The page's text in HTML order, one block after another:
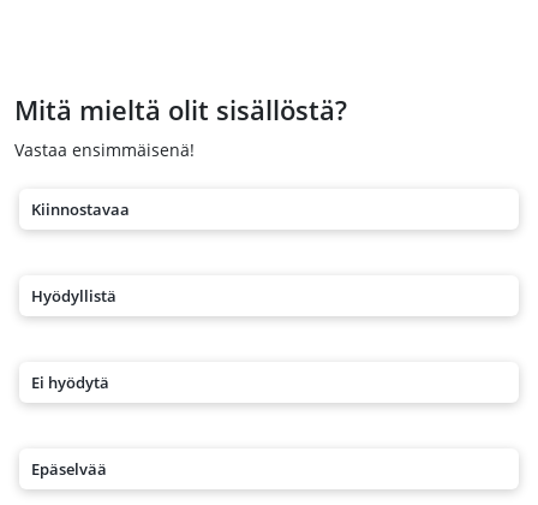
Mitä mieltä olit sisällöstä?
Vastaa ensimmäisenä!
Kiinnostavaa
Hyödyllistä
Ei hyödytä
Epäselvää